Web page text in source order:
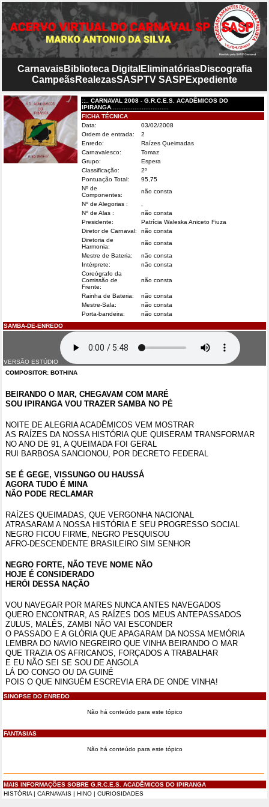
CarnavaisBiblioteca Digital EliminatóriasDiscografia
CampeãsRealezasSASPTV SASP Expediente
::.. CARNAVAL 2008 - G.R.C.E.S. ACADÊMICOS DO
IPIRANGA................................
FICHA TÉCNICA
Data:
03/02/2008
Ordem de entrada:
2
Enredo:
Raízes Queimadas
Carnavalesco:
Tomaz
Grupo:
Espera
Classificação:
2º
Pontuação Total:
95,75
Nº de
Componentes:
não consta
Nº de Alegorias :
Nº de Alas :
não consta
Presidente:
Patrícia Waleska Aniceto Fiuza
Diretor de Carnaval:
não consta
Diretoria de
Harmonia:
não consta
Mestre de Bateria:
não consta
Intérprete:
não consta
Coreógrafo da
Comissão de
Frente:
não consta
Rainha de Bateria:
não consta
Mestre-Sala:
não consta
Porta-bandeira:
não consta
SAMBA-DE-ENREDO
VERSÃO ESTÚDIO
COMPOSITOR: BOTHINA
BEIRANDO O MAR, CHEGAVAM COM MARÉ
SOU IPIRANGA VOU TRAZER SAMBA NO PÉ
NOITE DE ALEGRIA ACADÊMICOS VEM MOSTRAR
AS RAÍZES DA NOSSA HISTÓRIA QUE QUISERAM TRANSFORMAR
NO ANO DE 91, A QUEIMADA FOI GERAL
RUI BARBOSA SANCIONOU, POR DECRETO FEDERAL
SE É GEGE, VISSUNGO OU HAUSSÁ
AGORA TUDO É MINA
NÃO PODE RECLAMAR
RAÍZES QUEIMADAS, QUE VERGONHA NACIONAL
ATRASARAM A NOSSA HISTÓRIA E SEU PROGRESSO SOCIAL
NEGRO FICOU FIRME, NEGRO PESQUISOU
AFRO-DESCENDENTE BRASILEIRO SIM SENHOR
NEGRO FORTE, NÃO TEVE NOME NÃO
HOJE É CONSIDERADO
HERÓI DESSA NAÇÃO
VOU NAVEGAR POR MARES NUNCA ANTES NAVEGADOS
QUERO ENCONTRAR, AS RAÍZES DOS MEUS ANTEPASSADOS
ZULUS, MALÊS, ZAMBI NÃO VAI ESCONDER
O PASSADO E A GLÓRIA QUE APAGARAM DA NOSSA MEMÓRIA
LEMBRA DO NAVIO NEGREIRO QUE VINHA BEIRANDO O MAR
QUE TRAZIA OS AFRICANOS, FORÇADOS A TRABALHAR
E EU NÃO SEI SE SOU DE ANGOLA
LÁ DO CONGO OU DA GUINÉ
POIS O QUE NINGUÉM ESCREVIA ERA DE ONDE VINHA!
SINOPSE DO ENREDO
Não há conteúdo para este tópico
FANTASIAS
Não há conteúdo para este tópico
MAIS INFORMAÇÕES SOBRE G.R.C.E.S. ACADÊMICOS DO IPIRANGA
HISTÓRIA | CARNAVAIS | HINO | CURIOSIDADES